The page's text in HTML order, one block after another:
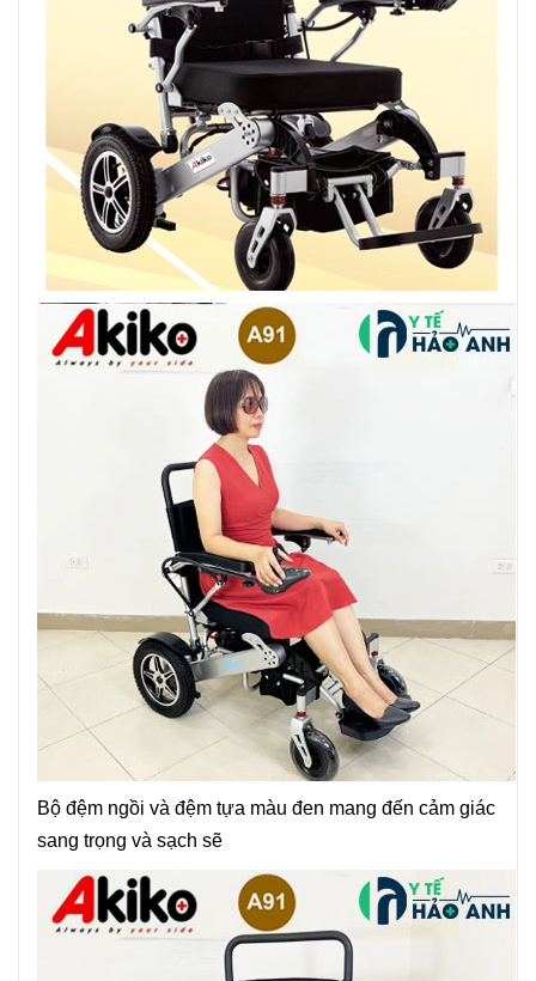
Bộ đệm ngồi và đệm tựa màu đen mang đến cảm giác
sang trọng và sạch sẽ